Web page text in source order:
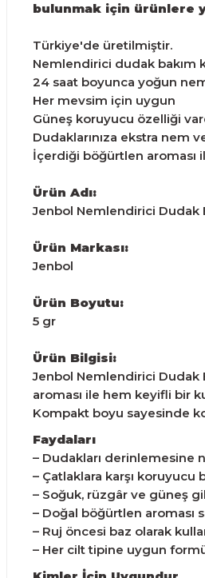
bulunmak için ürünlere
Türkiye'de üretilmiştir.
Nemlendirici dudak bakım
24 saat boyunca yoğun
Her mevsim için uygun
Güneş koruyucu özelliği
Dudaklarınıza ekstra nem
İçerdiği böğürtlen aroması
Ürün Adı:
Jenbol Nemlendirici Dudak
Ürün Markası:
Jenbol
Ürün Boyutu:
5 gr
Ürün Bilgisi:
Jenbol Nemlendirici Dudak
aroması ile hem keyifli bir
Kompakt boyu sayesinde
Faydaları
– Dudakları derinlemesine
– Çatlaklara karşı koruyucu
– Soğuk, rüzgâr ve güneş
– Doğal böğürtlen aroması
– Ruj öncesi baz olarak
– Her cilt tipine uygun